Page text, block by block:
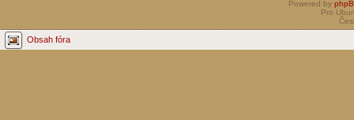
Powered by
Pro
Obsah fóra